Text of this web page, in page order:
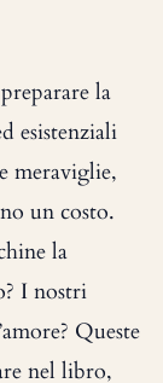
la
esistenziali
meraviglie,
un costo.
la
I nostri
Queste
nel libro,